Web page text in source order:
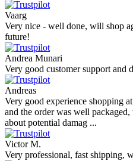
Vaarg
Very nice - well done, will shop
future!
Andrea Munari
Very good customer support and
Andreas
Very good experience shopping
and the order was well
about potential damag ...
Victor M.
Very professional, fast shipping,